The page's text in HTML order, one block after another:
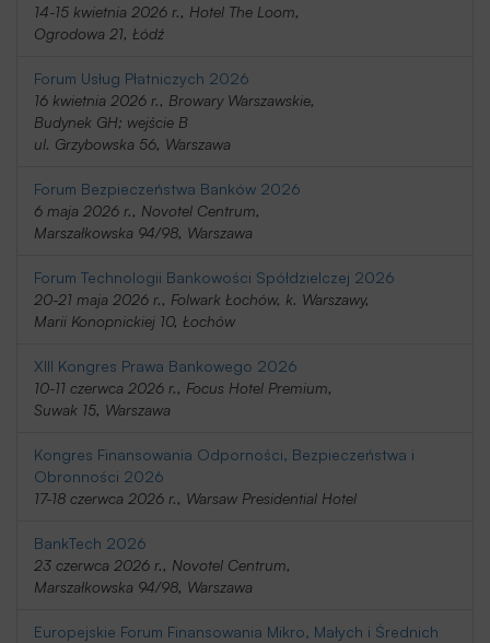
14-15 kwietnia 2026 r., Hotel The Loom,
Ogrodowa 21, Łódź
Forum Usług Płatniczych 2026
16 kwietnia 2026 r., Browary Warszawskie,
Budynek GH; wejście B
ul. Grzybowska 56, Warszawa
Forum Bezpieczeństwa Banków 2026
6 maja 2026 r., Novotel Centrum,
Marszałkowska 94/98, Warszawa
Forum Technologii Bankowości Spółdzielczej 2026
20-21 maja 2026 r., Folwark Łochów, k. Warszawy,
Marii Konopnickiej 10, Łochów
XIII Kongres Prawa Bankowego 2026
10-11 czerwca 2026 r., Focus Hotel Premium,
Suwak 15, Warszawa
Kongres Finansowania Odporności, Bezpieczeństwa i
Obronności 2026
17-18 czerwca 2026 r., Warsaw Presidential Hotel
BankTech 2026
23 czerwca 2026 r., Novotel Centrum,
Marszałkowska 94/98, Warszawa
Europejskie Forum Finansowania Mikro, Małych i Średnich